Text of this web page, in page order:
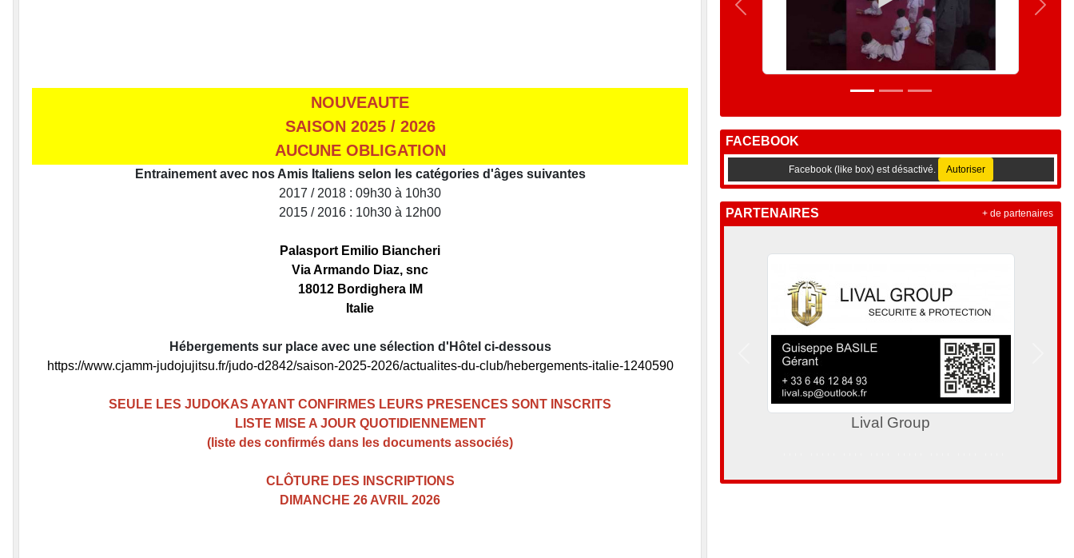
NOUVEAUTE
SAISON 2025 / 2026
AUCUNE OBLIGATION
Entrainement avec nos Amis Italiens selon les catégories d'âges suivantes
2017 / 2018 : 09h30 à 10h30
2015 / 2016 : 10h30 à 12h00
Palasport Emilio Biancheri
Via Armando Diaz, snc
18012 Bordighera IM
Italie
Hébergements sur place avec une sélection d'Hôtel ci-dessous
https://www.cjamm-judojujitsu.fr/judo-d2842/saison-2025-2026/actualites-du-club/hebergements-italie-1240590
SEULE LES JUDOKAS AYANT CONFIRMES LEURS PRESENCES SONT INSCRITS
LISTE MISE A JOUR QUOTIDIENNEMENT
(liste des confirmés dans les documents associés)
CLÔTURE DES INSCRIPTIONS
DIMANCHE 26 AVRIL 2026
Précedent
FACEBOOK
Facebook (like box) est désactivé. Autoriser
PARTENAIRES
E.Leclerc Montauroux
Précedent
+ de partenaires